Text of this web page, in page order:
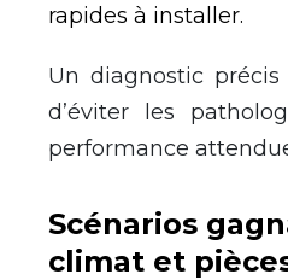
rapides à installer.
Un diagnostic
d’éviter les
performance
Scénarios
climat et